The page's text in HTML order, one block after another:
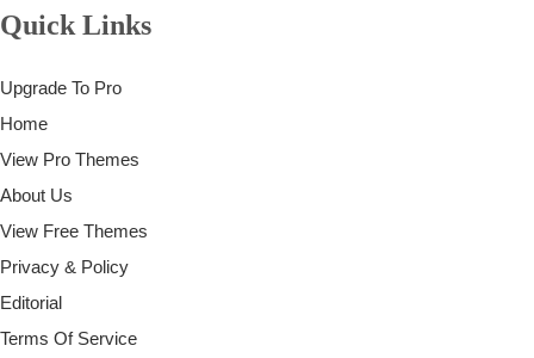
Quick Links
Upgrade To Pro
Home
View Pro Themes
About Us
View Free Themes
Privacy & Policy
Editorial
Terms Of Service